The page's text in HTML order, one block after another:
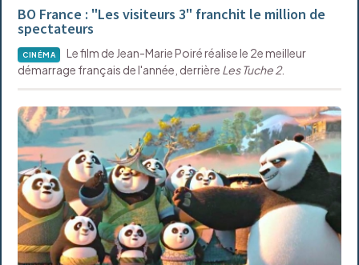
BO France : "Les visiteurs 3" franchit le million de
spectateurs
CINÉMA
Le film de Jean-Marie Poiré réalise le 2e meilleur
démarrage français de l'année, derrière Les Tuche 2.